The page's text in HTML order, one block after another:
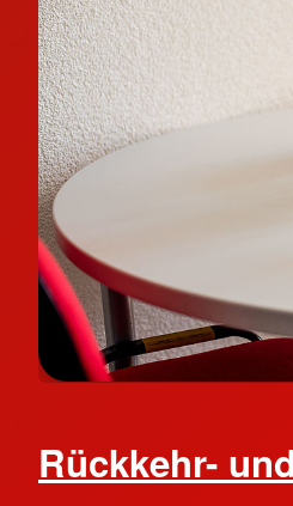
Rückkehr-